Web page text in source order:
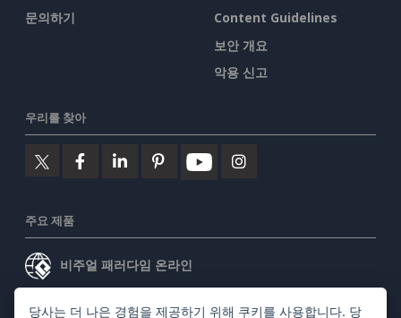
문의하기
Content Guidelines
보안 개요
악용 신고
우리를 찾아
주요 제품
비주얼 패러다임 온라인
비주얼 패러다임 데스크톱
당사는 더 나은 경험을 제공하기 위해 쿠키를 사용합니다. 당